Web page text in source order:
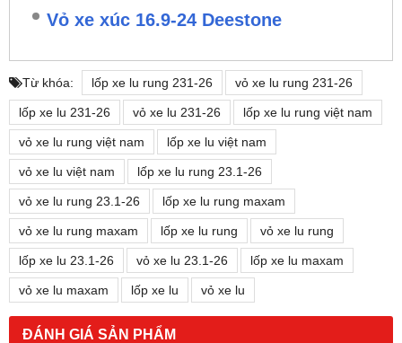
Vỏ xe xúc 16.9-24 Deestone
Từ khóa: lốp xe lu rung 231-26 vỏ xe lu rung 231-26
lốp xe lu 231-26 vỏ xe lu 231-26 lốp xe lu rung việt nam
vỏ xe lu rung việt nam lốp xe lu việt nam
vỏ xe lu việt nam lốp xe lu rung 23.1-26
vỏ xe lu rung 23.1-26 lốp xe lu rung maxam
vỏ xe lu rung maxam lốp xe lu rung vỏ xe lu rung
lốp xe lu 23.1-26 vỏ xe lu 23.1-26 lốp xe lu maxam
vỏ xe lu maxam lốp xe lu vỏ xe lu
ĐÁNH GIÁ SẢN PHẨM